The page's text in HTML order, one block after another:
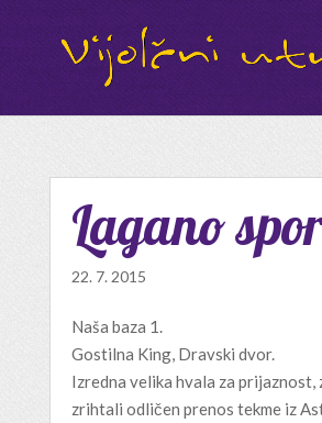
Lagano
22. 7. 2015
Naša baza 1.
Gostilna King, Dravski dvor.
Izredna velika hvala za prijaznost,
zrihtali odličen prenos tekme iz